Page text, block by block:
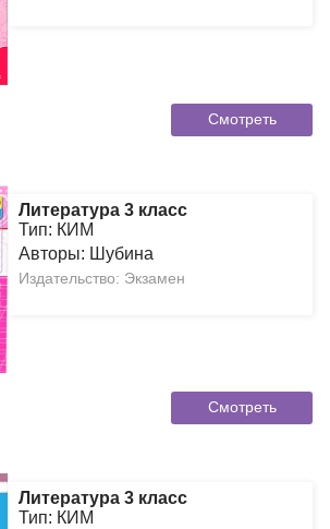
Смотреть
Литература 3 класс
Тип: КИМ
Авторы: Шубина
Издательство: Экзамен
Смотреть
Литература 3 класс
Тип: КИМ